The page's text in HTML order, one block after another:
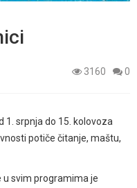
3160 0
1. srpnja do 15. kolovoza
potiče čitanje, maštu,
u svim programima je